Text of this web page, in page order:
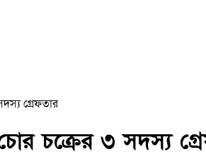
গ্রেফতার
চক্রের ৩ সদস্য